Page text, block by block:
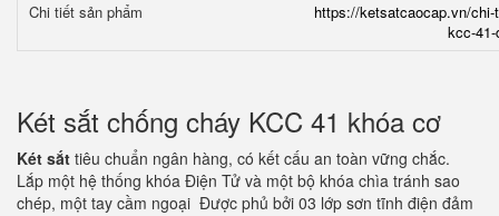
Chi tiết sản phẩm
https://ketsatcaocap.vn/
kcc-
Két sắt chống cháy KCC 41 khóa cơ
Két sắt tiêu chuẩn ngân hàng, có kết cấu an toàn vững chắc.
Lắp một hệ thống khóa Điện Tử và một bộ khóa chìa tránh sao
chép, một tay cầm ngoại Được phủ bởi 03 lớp sơn tĩnh điện đảm